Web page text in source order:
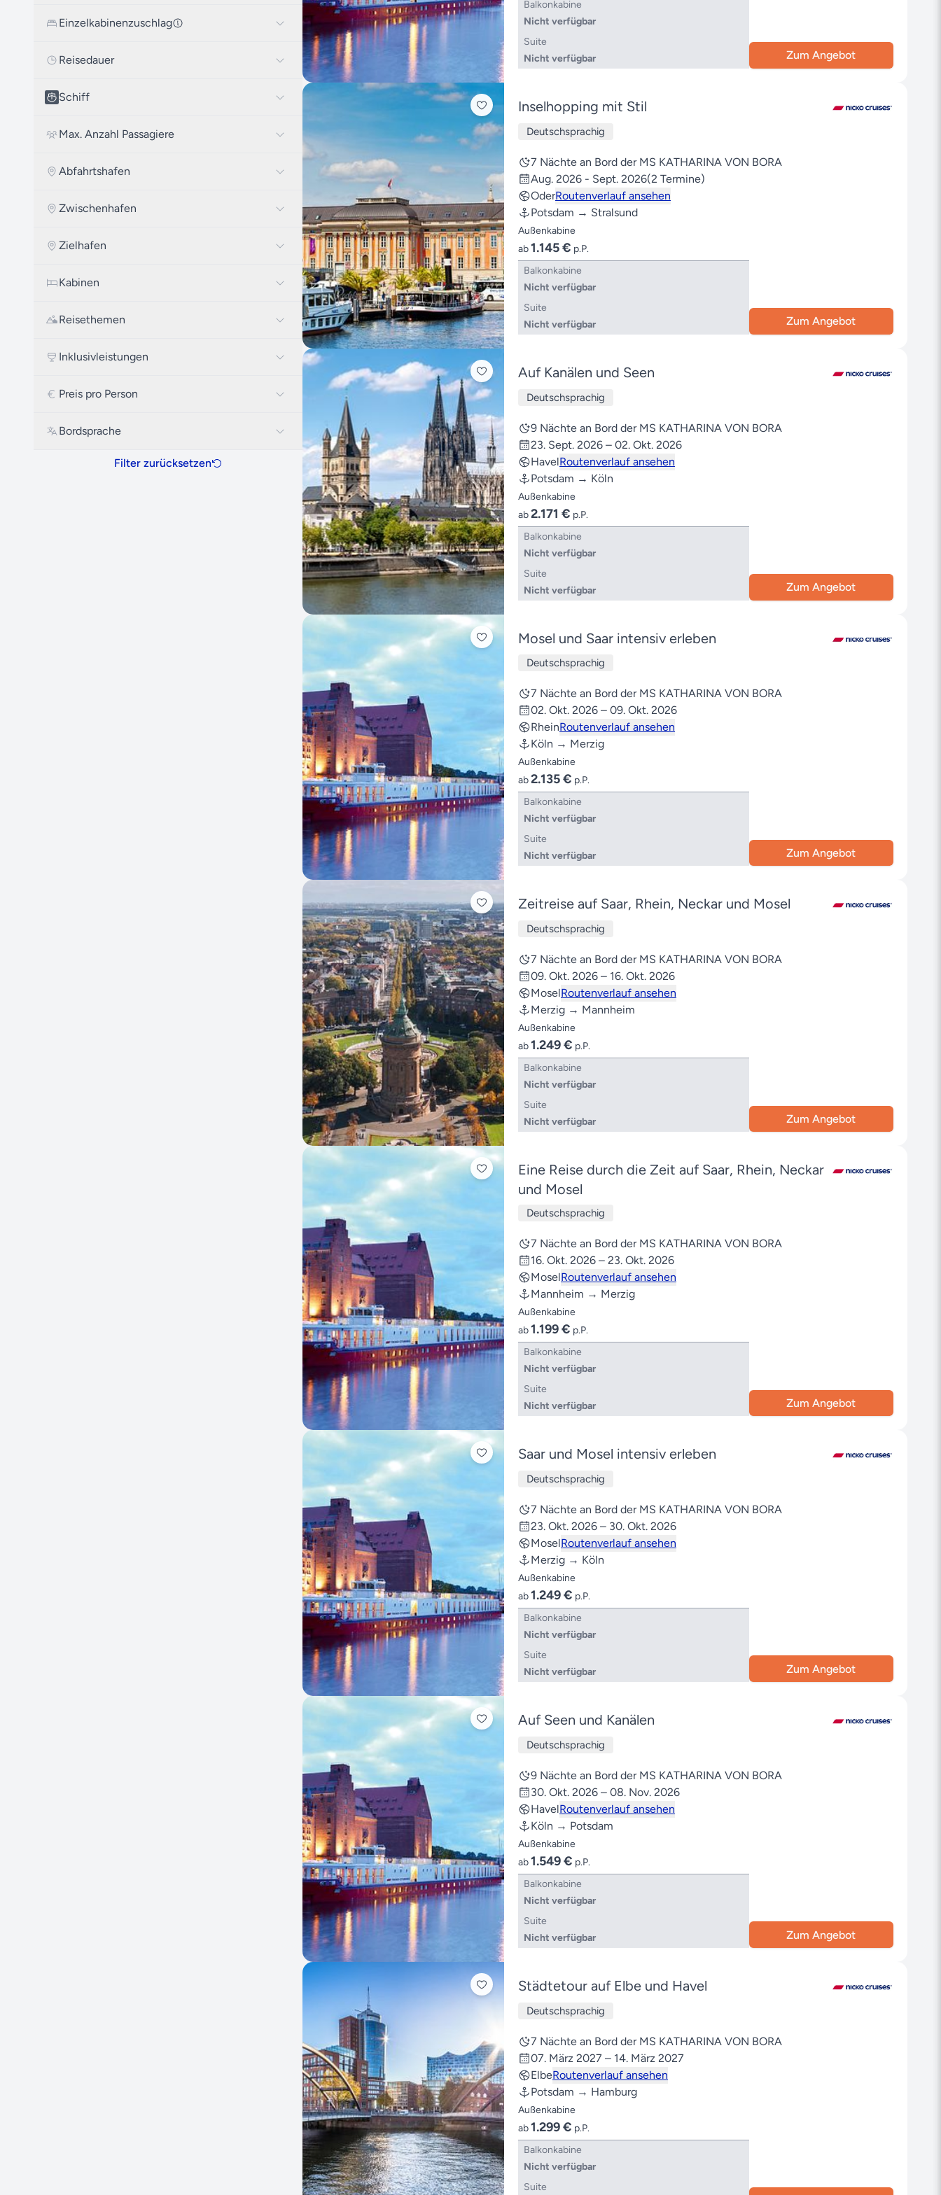
Einzelkabinenzuschlag
Reisedauer
Schiff
Max. Anzahl Passagiere
Abfahrtshafen
Zwischenhafen
Zielhafen
Kabinen
Reisethemen
Inklusivleistungen
Preis pro Person
Bordsprache
Filter zurücksetzen
Balkonkabine
Nicht verfügbar
Suite
Nicht verfügbar
Zum Angebot
Inselhopping mit Stil
Deutschsprachig
7 Nächte an Bord der MS KATHARINA VON BORA
Aug. 2026 - Sept. 2026(2 Termine)
OderRoutenverlauf ansehen
Potsdam → Stralsund
Außenkabine
ab1.145 € p.P.
Balkonkabine
Nicht verfügbar
Suite
Nicht verfügbar
Zum Angebot
Auf Kanälen und Seen
Deutschsprachig
9 Nächte an Bord der MS KATHARINA VON BORA
23. Sept. 2026 – 02. Okt. 2026
HavelRoutenverlauf ansehen
Potsdam → Köln
Außenkabine
ab2.171 € p.P.
Balkonkabine
Nicht verfügbar
Suite
Nicht verfügbar
Zum Angebot
Mosel und Saar intensiv erleben
Deutschsprachig
7 Nächte an Bord der MS KATHARINA VON BORA
02. Okt. 2026 – 09. Okt. 2026
RheinRoutenverlauf ansehen
Köln → Merzig
Außenkabine
ab2.135 € p.P.
Balkonkabine
Nicht verfügbar
Suite
Nicht verfügbar
Zum Angebot
Zeitreise auf Saar, Rhein, Neckar und Mosel
Deutschsprachig
7 Nächte an Bord der MS KATHARINA VON BORA
09. Okt. 2026 – 16. Okt. 2026
MoselRoutenverlauf ansehen
Merzig → Mannheim
Außenkabine
ab1.249 € p.P.
Balkonkabine
Nicht verfügbar
Suite
Nicht verfügbar
Zum Angebot
Eine Reise durch die Zeit auf Saar, Rhein, Neckar
und Mosel
Deutschsprachig
7 Nächte an Bord der MS KATHARINA VON BORA
16. Okt. 2026 – 23. Okt. 2026
MoselRoutenverlauf ansehen
Mannheim → Merzig
Außenkabine
ab1.199 € p.P.
Balkonkabine
Nicht verfügbar
Suite
Nicht verfügbar
Zum Angebot
Saar und Mosel intensiv erleben
Deutschsprachig
7 Nächte an Bord der MS KATHARINA VON BORA
23. Okt. 2026 – 30. Okt. 2026
MoselRoutenverlauf ansehen
Merzig → Köln
Außenkabine
ab1.249 € p.P.
Balkonkabine
Nicht verfügbar
Suite
Nicht verfügbar
Zum Angebot
Auf Seen und Kanälen
Deutschsprachig
9 Nächte an Bord der MS KATHARINA VON BORA
30. Okt. 2026 – 08. Nov. 2026
HavelRoutenverlauf ansehen
Köln → Potsdam
Außenkabine
ab1.549 € p.P.
Balkonkabine
Nicht verfügbar
Suite
Nicht verfügbar
Zum Angebot
Städtetour auf Elbe und Havel
Deutschsprachig
7 Nächte an Bord der MS KATHARINA VON BORA
07. März 2027 – 14. März 2027
ElbeRoutenverlauf ansehen
Potsdam → Hamburg
Außenkabine
ab1.299 € p.P.
Balkonkabine
Nicht verfügbar
Suite